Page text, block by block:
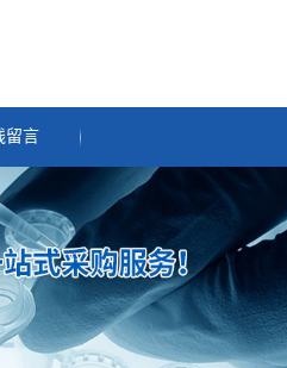
留言